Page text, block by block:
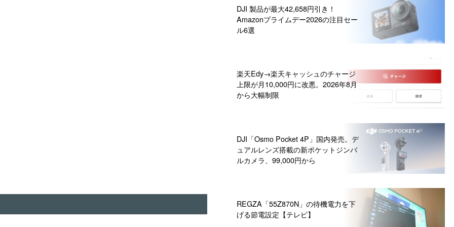
DJI 製品が最大42,658円引き！
Amazonプライムデー2026の注目セー
ル6選
楽天Edy→楽天キャッシュのチャージ
上限が月10,000円に改悪。2026年8月
から大幅制限
DJI「Osmo Pocket 4P」国内発売。デ
ュアルレンズ搭載の新ポケットジンバ
ルカメラ、99,000円から
REGZA「55Z870N」の待機電力を下
げる節電設定【テレビ】